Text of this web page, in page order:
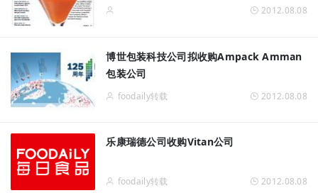
2012.08.08
博世包装科技公司拟收购Ampack Amman
包装公司
foodaily转载 2012.08.08
乐康瑞德公司收购Vitan公司
foodaily转载 2012.08.08